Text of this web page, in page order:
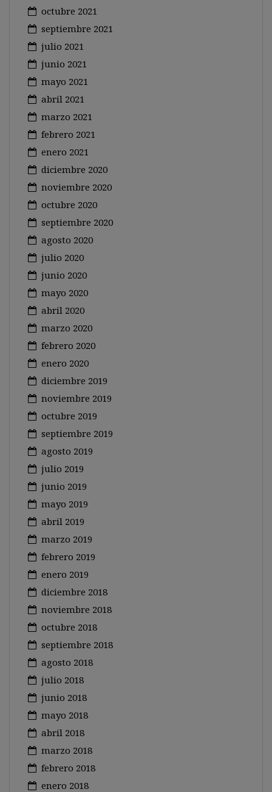
octubre 2021
septiembre 2021
julio 2021
junio 2021
mayo 2021
abril 2021
marzo 2021
febrero 2021
enero 2021
diciembre 2020
noviembre 2020
octubre 2020
septiembre 2020
agosto 2020
julio 2020
junio 2020
mayo 2020
abril 2020
marzo 2020
febrero 2020
enero 2020
diciembre 2019
noviembre 2019
octubre 2019
septiembre 2019
agosto 2019
julio 2019
junio 2019
mayo 2019
abril 2019
marzo 2019
febrero 2019
enero 2019
diciembre 2018
noviembre 2018
octubre 2018
septiembre 2018
agosto 2018
julio 2018
junio 2018
mayo 2018
abril 2018
marzo 2018
febrero 2018
enero 2018